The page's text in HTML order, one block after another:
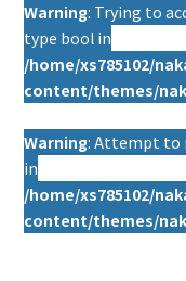
Warning: Trying to
type bool in
/home/xs785102/
content/themes/
Warning: Attempt to
in
/home/xs785102/
content/themes/